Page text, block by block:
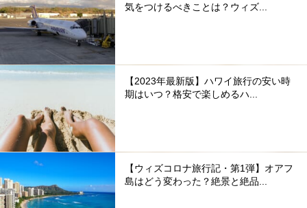
気をつけるべきことは？ウィズ...
【2023年最新版】ハワイ旅行の安い時
期はいつ？格安で楽しめるハ...
【ウィズコロナ旅行記・第1弾】オアフ
島はどう変わった？絶景と絶品...